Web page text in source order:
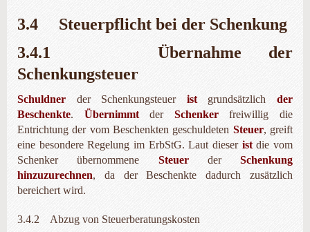
3.4 Steuerpflicht bei der Schenkung
3.4.1 Übernahme der
Schenkungsteuer
Schuldner der Schenkungsteuer istgrundsätzlichder
Beschenkte. Übernimmtder Schenkerfreiwillig die
Entrichtung der vom Beschenkten geschuldeten Steuer, greift
eine besondere Regelung im ErbStG. Laut die­ser istdie vom
Schenker übernommene Steuerder Schenkung
hinzuzurechnen, da der Beschenkte da­durch zusätzlich
bereichert wird.
3.4.2 Abzug von Steuerberatungskosten